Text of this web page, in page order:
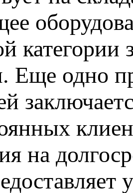
категории
Еще одно
на